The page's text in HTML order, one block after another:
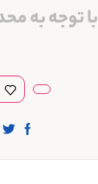
با توجه به